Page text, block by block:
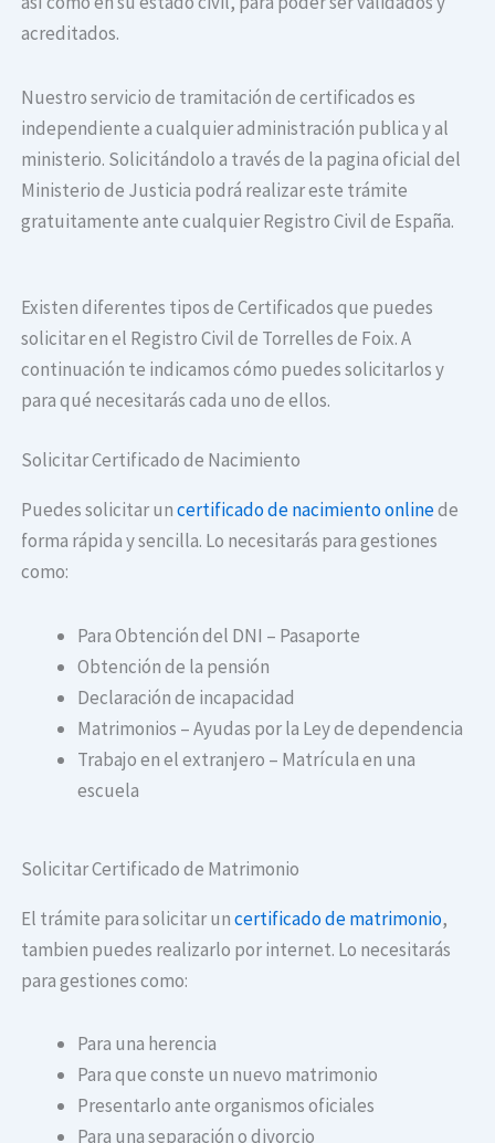
acreditados.
Nuestro servicio de tramitación de certificados es
independiente a cualquier administración publica y al
ministerio. Solicitándolo a través de la pagina oficial del
Ministerio de Justicia podrá realizar este trámite
gratuitamente ante cualquier Registro Civil de España.
Existen diferentes tipos de Certificados que puedes
solicitar en el Registro Civil de Torrelles de Foix. A
continuación te indicamos cómo puedes solicitarlos y
para qué necesitarás cada uno de ellos.
Solicitar Certificado de Nacimiento
Puedes solicitar uncertificado de nacimiento onlinede
forma rápida y sencilla. Lo necesitarás para gestiones
como:
Para Obtención del DNI – Pasaporte
Obtención de la pensión
Declaración de incapacidad
Matrimonios – Ayudas por la Ley de dependencia
Trabajo en el extranjero – Matrícula en una
escuela
Solicitar Certificado de Matrimonio
El trámite para solicitar uncertificado de matrimonio,
tambien puedes realizarlo por internet. Lo necesitarás
para gestiones como:
Para una herencia
Para que conste un nuevo matrimonio
Presentarlo ante organismos oficiales
Para una separación o divorcio